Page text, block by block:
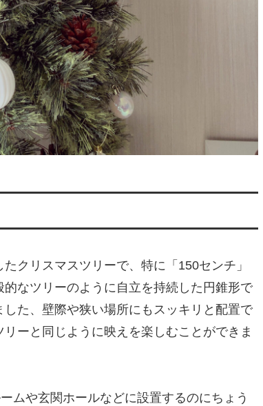
クリスマスツリーで、特に「150センチ」
なツリーのように自立を持続した円錐形で
た、壁際や狭い場所にもスッキリと配置で
ーと同じように映えを楽しむことができま
ムや玄関ホールなどに設置するのにちょう